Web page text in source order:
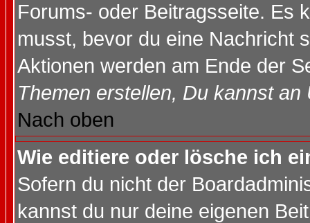
Forums- oder Beitragsseite. Es
musst, bevor du eine Nachricht
Aktionen werden am Ende der
Themen erstellen, Du kannst
Nach oben
Wie editiere oder lösche ich
Sofern du nicht der
kannst du nur deine eigenen